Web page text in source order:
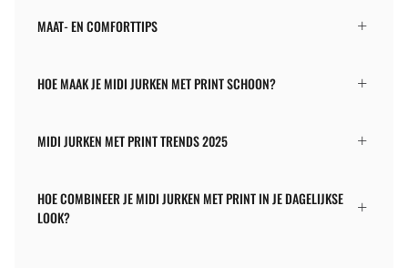
MAAT- EN COMFORTTIPS
HOE MAAK JE MIDI JURKEN MET PRINT SCHOON?
MIDI JURKEN MET PRINT TRENDS 2025
HOE COMBINEER JE MIDI JURKEN MET PRINT IN JE DAGELIJKSE
LOOK?